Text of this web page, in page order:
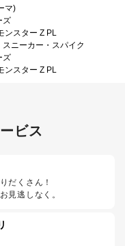
マ)
ズ
ンスター Z PL
スニーカー・スパイク
ズ
ンスター Z PL
ビス
だくさん！
見逃しなく。